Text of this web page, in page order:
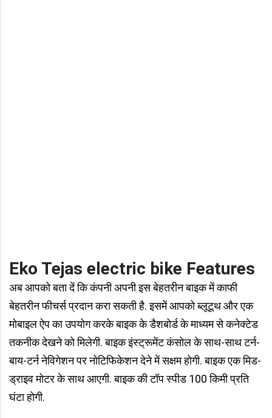
Eko Tejas electric bike Features
अब आपको बता दें कि कंपनी अपनी इस बेहतरीन बाइक में काफी
बेहतरीन फीचर्स प्रदान करा सकती है. इसमें आपको ब्लूटूथ और एक
मोबाइल ऐप का उपयोग करके बाइक के डैशबोर्ड के माध्यम से कनेक्टेड
तकनीक देखने को मिलेगी. बाइक इंस्ट्रूमेंट कंसोल के साथ-साथ टर्न-
बाय-टर्न नेविगेशन पर नोटिफिकेशन देने में सक्षम होगी. बाइक एक मिड-
ड्राइव मोटर के साथ आएगी. बाइक की टॉप स्पीड 100 किमी प्रति
घंटा होगी.